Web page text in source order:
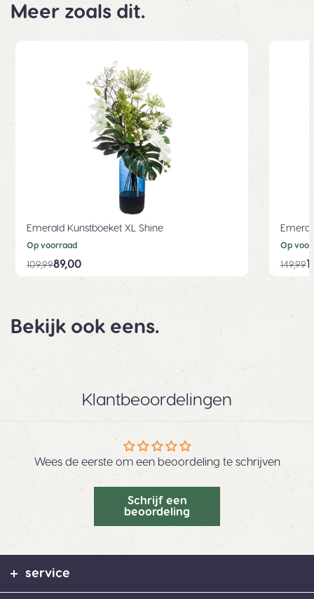
Meer zoals dit.
Emerald Kunstboeket XL Shine
Op voorraad
89,00
109,99
Op
149,99
Bekijk ook eens.
Klantbeoordelingen
Wees de eerste om een beoordeling te schrijven
Schrijf een
beoordeling
service